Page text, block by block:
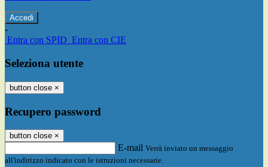
-
Entra con SPID Entra con CIE
Seleziona utente
button close ×
Recupero password
button close ×
E-mail Verrà inviato un messaggio
all'indirizzo indicato con le istruzioni necessarie.